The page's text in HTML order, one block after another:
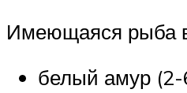
Имеющаяся рыба
белый амур (2-